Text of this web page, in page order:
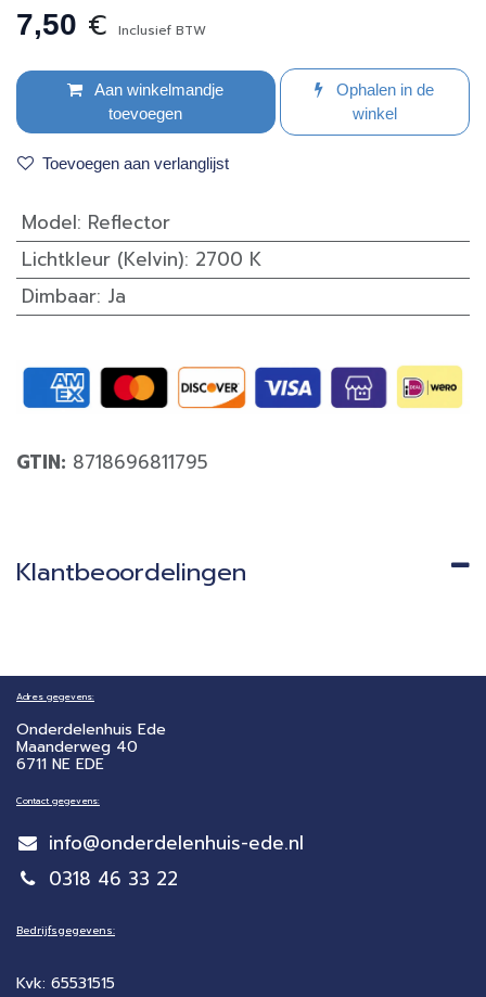
7,50 € Inclusief BTW
Aan winkelmandje
toevoegen
Ophalen in de
winkel
Toevoegen aan verlanglijst
Model: Reflector
Lichtkleur (Kelvin): 2700 K
Dimbaar: Ja
GTIN: 8718696811795
Klantbeoordelingen
Adres gegevens:
Onderdelenhuis Ede
Maanderweg 40
6711 NE EDE
Contact gegevens:
info@onderdelenhuis-ede.nl
0318 46 33 22
Bedrijfsgegevens:
Kvk: 65531515